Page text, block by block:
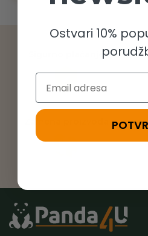
Sigurno plaćanje
Zamena proizvoda
Ostvari 10%
Email